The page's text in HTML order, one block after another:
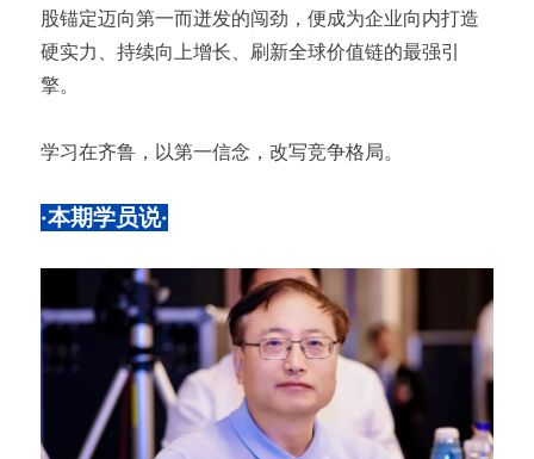
股锚定迈向第一而迸发的闯劲，便成为企业向内打造
硬实力、持续向上增长、刷新全球价值链的最强引
擎。
学习在齐鲁，以第一信念，改写竞争格局。
·本期学员说·